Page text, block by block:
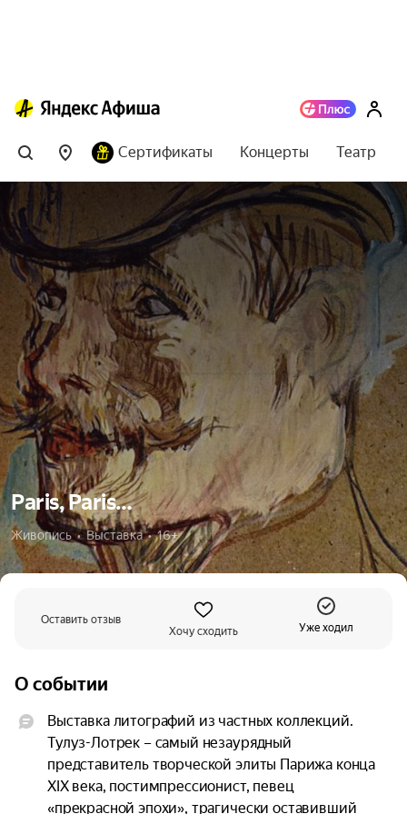
Сертификаты Концерты Театр
Paris, Paris…
Живопись  •  Выставка  •  16+
Оставить отзыв
Хочу сходить
Уже ходил
О событии
Выставка литографий из частных коллекций.
Тулуз-Лотрек – самый незаурядный
представитель творческой элиты Парижа конца
XIX века, постимпрессионист, певец
«прекрасной эпохи», трагически оставивший